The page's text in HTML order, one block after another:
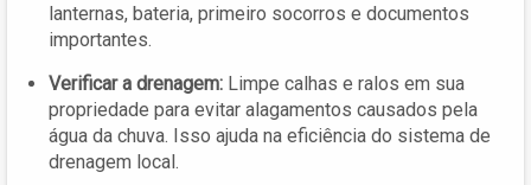
lanternas, bateria, primeiro socorros e documentos
importantes.
Verificar a drenagem: Limpe calhas e ralos em sua
propriedade para evitar alagamentos causados pela
água da chuva. Isso ajuda na eficiência do sistema de
drenagem local.